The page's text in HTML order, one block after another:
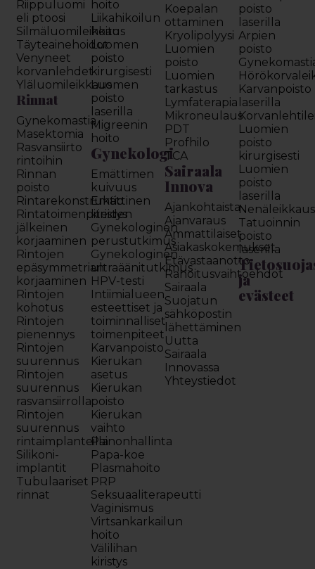
Riippuluomi
eli ptoosi
Silmäluomileikkaus
Täyteainehoidot
Venyneet
korvanlehdet
Yläluomileikkaus
Rinnat
Gynekomastia
Masektomia
Rasvansiirto
rintoihin
Rinnan
poisto
Rintarekonstruktio
Rintatoimenpiteiden
jälkeinen
korjaaminen
Rintojen
epäsymmetrian
korjaaminen
Rintojen
kohotus
Rintojen
pienennys
Rintojen
suurennus
Rintojen
suurennus
rasvansiirrolla
Rintojen
suurennus
rintaimplanteilla
Silikoni-
implantit
Tubulaariset
rinnat
hoito
Liikahikoilun
hoito
Luomen
poisto
kirurgisesti
Luomen
poisto
laserilla
Migreenin
hoito
Gynekologi
Emättimen
kuivuus
Emättinen
kiristys
Gynekologinen
perustutkimus
Gynekologinen
ultraäänitutkimus
HPV-testi
Intiimialueen
esteettiset ja
toiminnalliset
toimenpiteet
Karvanpoisto
Kierukan
asetus
Kierukan
poisto
Kierukan
vaihto
Painonhallinta
Papa-koe
Plasmahoito
PRP
Seksuaaliterapeutti
Vaginismus
Virtsankarkailun
hoito
Välilihan
kiristys
Koepalan
ottaminen
Kryolipolyysi
Luomien
poisto
Luomien
tarkastus
Lymfaterapia
Mikroneulaus
PDT
Profhilo
TCA
Sairaala
Innova
Ajankohtaista
Ajanvaraus
Ammattilaiset
Asiakaskokemukset
Etävastaanotto
Rahoitusvaihtoehdot
Sairaala
Suojatun
sähköpostin
lähettäminen
Uutta
Sairaala
Innovassa
Yhteystiedot
poisto
laserilla
Arpien
poisto
Karvanpoisto
laserilla
Luomien
poisto
kirurgisesti
Luomien
poisto
laserilla
Nenäleikkaus
Tatuoinnin
poisto
laserilla
ja
evästeet